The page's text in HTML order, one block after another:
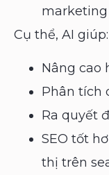
Cụ thể, AI giúp:
Nâng cao
Phân tích
Ra quyết
SEO tốt
thị trên